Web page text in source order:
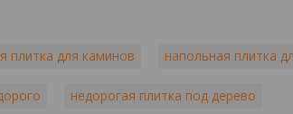
плитка для каминов напольная плитка
недорогая плитка под дерево